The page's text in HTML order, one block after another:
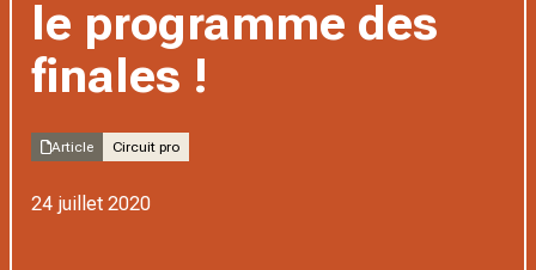
le programme des
finales !
Article Circuit pro
24 juillet 2020